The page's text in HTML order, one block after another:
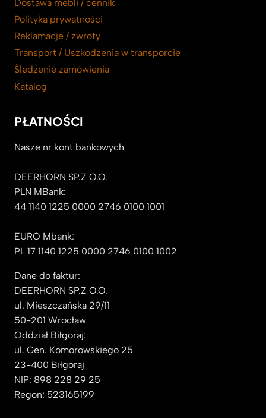
Polityka prywatności
Reklamacje / zwroty
Transport / Uszkodzenia w transporcie
Śledzenie zamówienia
Katalog
PŁATNOŚCI
Nasze nr kont bankowych
DEERHORN SP.Z O.O.
PLN MBank:
44 1140 1225 0000 2746 0100 1001
EURO Mbank:
PL 17 1140 1225 0000 2746 0100 1002
Dane do faktur:
DEERHORN SP.Z O.O.
ul. Mieszczańska 29/11
50-201 Wrocław
Oddział Biłgoraj:
ul. Gen. Komorowskiego 25
23-400 Biłgoraj
NIP: 898 228 29 25
Regon: 523165199